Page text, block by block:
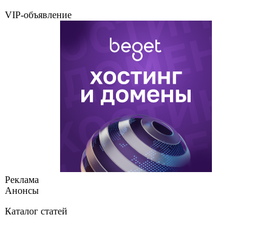
VIP-объявление
Реклама
Анонсы
Каталог статей